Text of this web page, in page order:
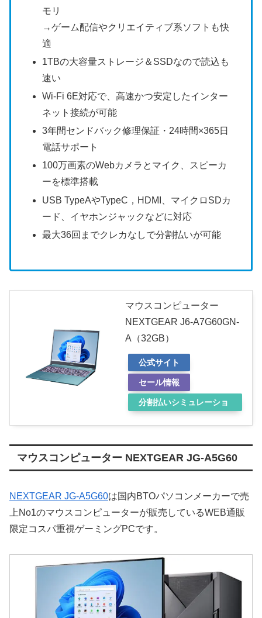
モリ
→ゲーム配信やクリエイティブ系ソフトも快
適
1TBの大容量ストレージ＆SSDなので読込も
速い
Wi-Fi 6E対応で、高速かつ安定したインター
ネット接続が可能
3年間センドバック修理保証・24時間×365日
電話サポート
100万画素のWebカメラとマイク、スピーカ
ーを標準搭載
USB TypeAやTypeC，HDMI、マイクロSDカ
ード、イヤホンジャックなどに対応
最大36回までクレカなしで分割払いが可能
マウスコンピューター
NEXTGEAR J6-A7G60GN-
A（32GB）
公式サイト
セール情報
分割払いシミュレーショ
マウスコンピューター NEXTGEAR JG-A5G60
NEXTGEAR JG-A5G60は国内BTOパソコンメーカーで売
上No1のマウスコンピューターが販売しているWEB通販
限定コスパ重視ゲーミングPCです。